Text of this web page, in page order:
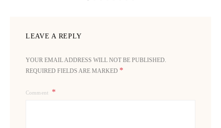
LEAVE A REPLY
YOUR EMAIL ADDRESS WILL NOT BE PUBLISHED.
REQUIRED FIELDS ARE MARKED *
Comment